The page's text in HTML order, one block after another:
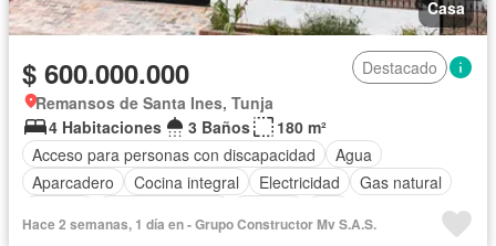
Casa
$ 600.000.000
Destacado
Remansos de Santa Ines, Tunja
4 Habitaciones
3 Baños
180 m²
Acceso para personas con discapacidad
Agua
Aparcadero
Cocina integral Electricidad
Gas natural
Hace 2 semanas, 1 día en - Grupo Constructor Mv S.A.S.